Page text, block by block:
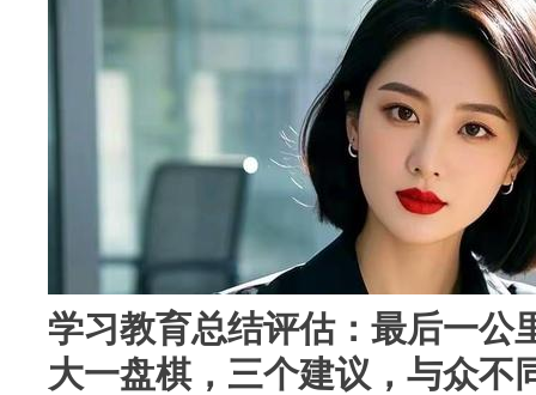
学习教育总结评估：最后一公
大一盘棋，三个建议，与众不